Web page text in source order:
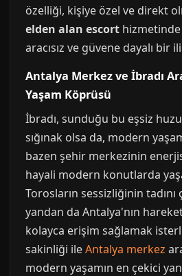
özelliği, kişiye özel ve direkt
elden alan escort
aracısız ve güvene dayalı bir
Antalya Merkez ve İbradı
Yaşam Köprüsü
İbradı, sunduğu bu eşsiz
sığınak olsa da, modern
bazen şehir merkezinin
hayali modern konutlarda
Torosların sessizliğinin tadını
yandan da Antalya'nın
kolayca erişim sağlamak
sakinliği ileAntalya merkez
modern yaşamın en çekici